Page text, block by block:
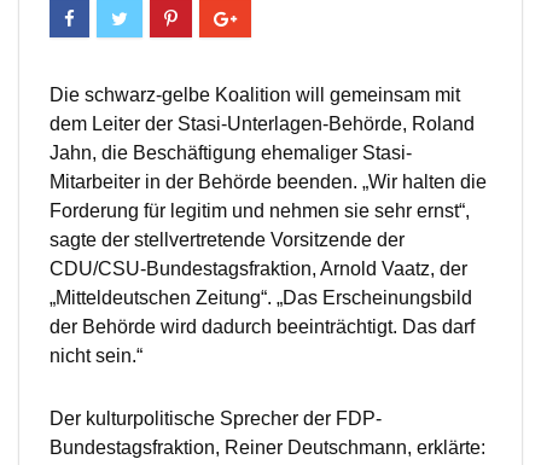
Die schwarz-gelbe Koalition will gemeinsam mit
dem Leiter der Stasi-Unterlagen-Behörde, Roland
Jahn, die Beschäftigung ehemaliger Stasi-
Mitarbeiter in der Behörde beenden. „Wir halten die
Forderung für legitim und nehmen sie sehr ernst“,
sagte der stellvertretende Vorsitzende der
CDU/CSU-Bundestagsfraktion, Arnold Vaatz, der
„Mitteldeutschen Zeitung“. „Das Erscheinungsbild
der Behörde wird dadurch beeinträchtigt. Das darf
nicht sein.“
Der kulturpolitische Sprecher der FDP-
Bundestagsfraktion, Reiner Deutschmann, erklärte: